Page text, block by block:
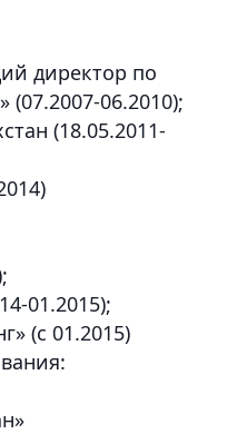
директор по
06.2010);
(18.05.2011-
01.2015);
(с 01.2015)